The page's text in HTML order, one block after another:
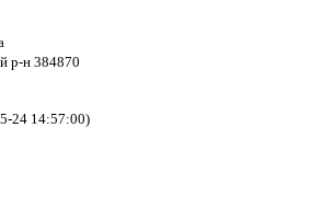
р-н 384870
24 14:57:00)